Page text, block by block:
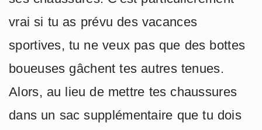
vrai si tu as prévu des vacances
sportives, tu ne veux pas que des bottes
boueuses gâchent tes autres tenues.
Alors, au lieu de mettre tes chaussures
dans un sac supplémentaire que tu dois